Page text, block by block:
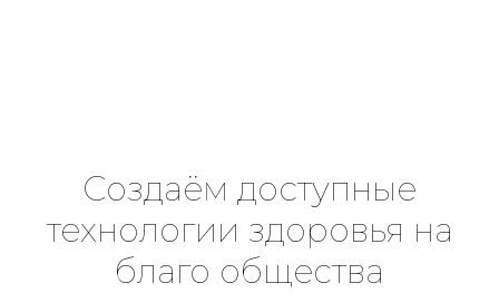
Cоздаём доступные
технологии здоровья на
благо общества